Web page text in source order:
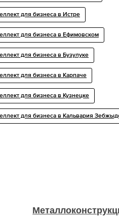
для бизнеса в Истре
для бизнеса в Ефимовском
для бизнеса в Бузулуке
для бизнеса в Карпаче
для бизнеса в Кузнецке
для бизнеса в Кальвария